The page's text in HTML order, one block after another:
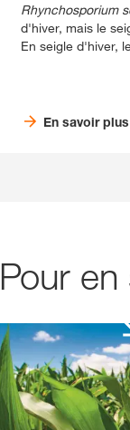
Rhynchosporium
d'hiver, mais le
En seigle d'hiver,
En savoir plus
Pour